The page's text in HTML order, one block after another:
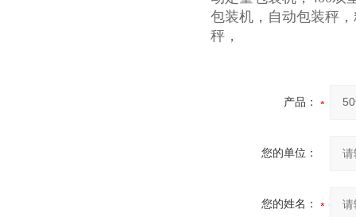
包装机，自动包装秤
秤，
产品：
您的单位：
您的姓名：